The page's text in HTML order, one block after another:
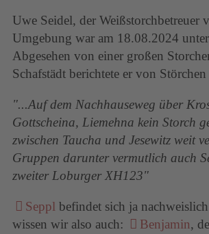
Uwe Seidel, der Weißstorchbetreuer
Umgebung war am 18.08.2024
Abgesehen von einer großen
Schafstädt berichtete er von
"...Auf dem Nachhauseweg über
Gottscheina, Liemehna kein Storch
zwischen Taucha und Jesewitz weit
Gruppen darunter vermutlich auch
zweiter Loburger XH123"
Sepplbefindet sich ja
wissen wir also auch:
Benjamin,